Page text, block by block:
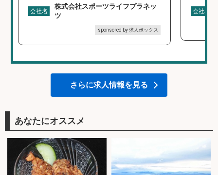
会社名
株式会社スポーツライフプラネッ
ツ
sponsored by 求人ボックス
会社名
さらに求人情報を見る
あなたにオススメ